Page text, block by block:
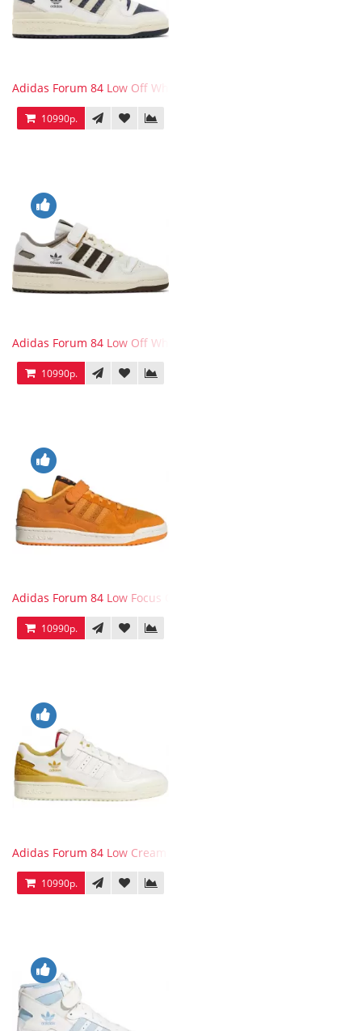
Adidas Forum 84 Low Off White Collegiate Navy
10990р.
Adidas Forum 84 Low Off White Brown
10990р.
Adidas Forum 84 Low Focus Orange
10990р.
Adidas Forum 84 Low Cream White Victory Gold
10990р.